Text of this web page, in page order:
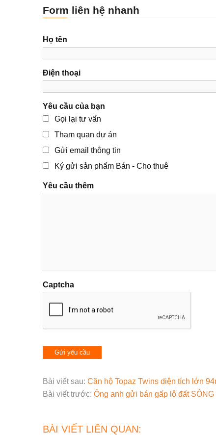
Form liên hệ nhanh
Họ tên
Điện thoại
Yêu cầu của bạn
Gọi lại tư vấn
Tham quan dự án
Gửi email thông tin
Ký gửi sản phẩm Bán - Cho thuê
Yêu cầu thêm
Captcha
Bài viết sau: Căn hộ Topaz Twins diện tích lớn
Bài viết trước: Ông anh gửi bán gấp lô đất
BÀI VIẾT LIÊN QUAN: